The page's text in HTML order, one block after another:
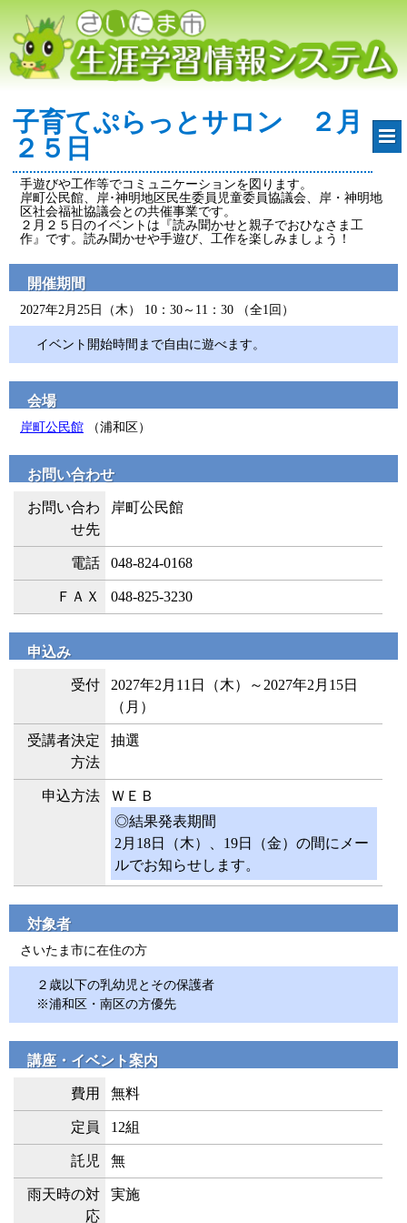
子育てぷらっとサロン ２月
２５日
手遊びや工作等でコミュニケーションを図ります。
岸町公民館、岸･神明地区民生委員児童委員協議会、岸・神明地
区社会福祉協議会との共催事業です。
２月２５日のイベントは『読み聞かせと親子でおひなさま工
作』です。読み聞かせや手遊び、工作を楽しみましょう！
開催期間
2027年2月25日（木） 10：30～11：30 （全1回）
イベント開始時間まで自由に遊べます。
会場
岸町公民館 （浦和区）
お問い合わせ
お問い合わ
せ先
岸町公民館
電話 048-824-0168
ＦＡＸ 048-825-3230
申込み
受付
2027年2月11日（木）～2027年2月15日
（月）
受講者決定
方法
抽選
申込方法
ＷＥＢ
◎結果発表期間
2月18日（木）、19日（金）の間にメー
ルでお知らせします。
対象者
さいたま市に在住の方
２歳以下の乳幼児とその保護者
※浦和区・南区の方優先
講座・イベント案内
費用 無料
定員 12組
託児 無
雨天時の対
応
実施